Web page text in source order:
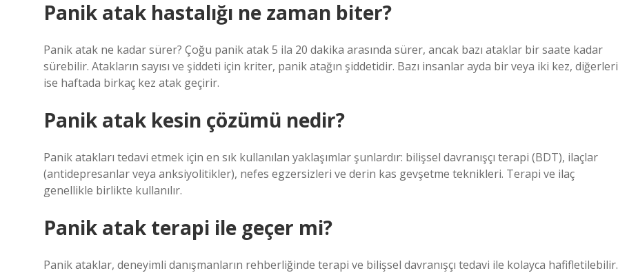
Panik atak hastalığı ne zaman biter?
Panik atak ne kadar sürer? Çoğu panik atak 5 ila 20 dakika arasında sürer, ancak bazı ataklar bir saate kadar
sürebilir. Atakların sayısı ve şiddeti için kriter, panik atağın şiddetidir. Bazı insanlar ayda bir veya iki kez, diğerleri
ise haftada birkaç kez atak geçirir.
Panik atak kesin çözümü nedir?
Panik atakları tedavi etmek için en sık kullanılan yaklaşımlar şunlardır: bilişsel davranışçı terapi (BDT), ilaçlar
(antidepresanlar veya anksiyolitikler), nefes egzersizleri ve derin kas gevşetme teknikleri. Terapi ve ilaç
genellikle birlikte kullanılır.
Panik atak terapi ile geçer mi?
Panik ataklar, deneyimli danışmanların rehberliğinde terapi ve bilişsel davranışçı tedavi ile kolayca hafifletilebilir.